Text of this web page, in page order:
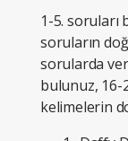
1-5. soruları
soruların
sorularda
bulunuz, 16-
kelimelerin